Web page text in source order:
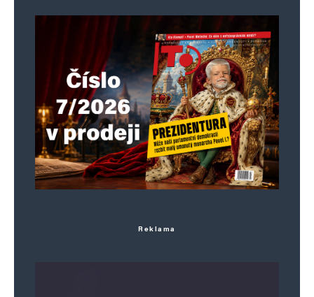
Reklama